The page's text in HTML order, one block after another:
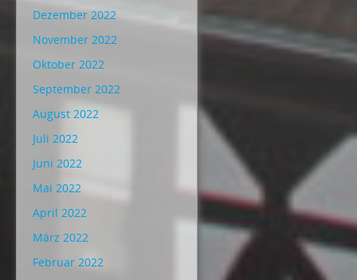
Dezember 2022
November 2022
Oktober 2022
September 2022
August 2022
Juli 2022
Juni 2022
Mai 2022
April 2022
März 2022
Februar 2022